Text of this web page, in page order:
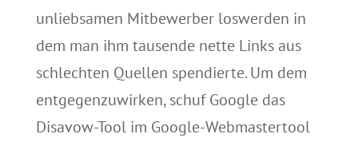
unliebsamen Mitbewerber loswerden in
dem man ihm tausende nette Links aus
schlechten Quellen spendierte. Um dem
entgegenzuwirken, schuf Google das
Disavow-Tool im Google-Webmastertool